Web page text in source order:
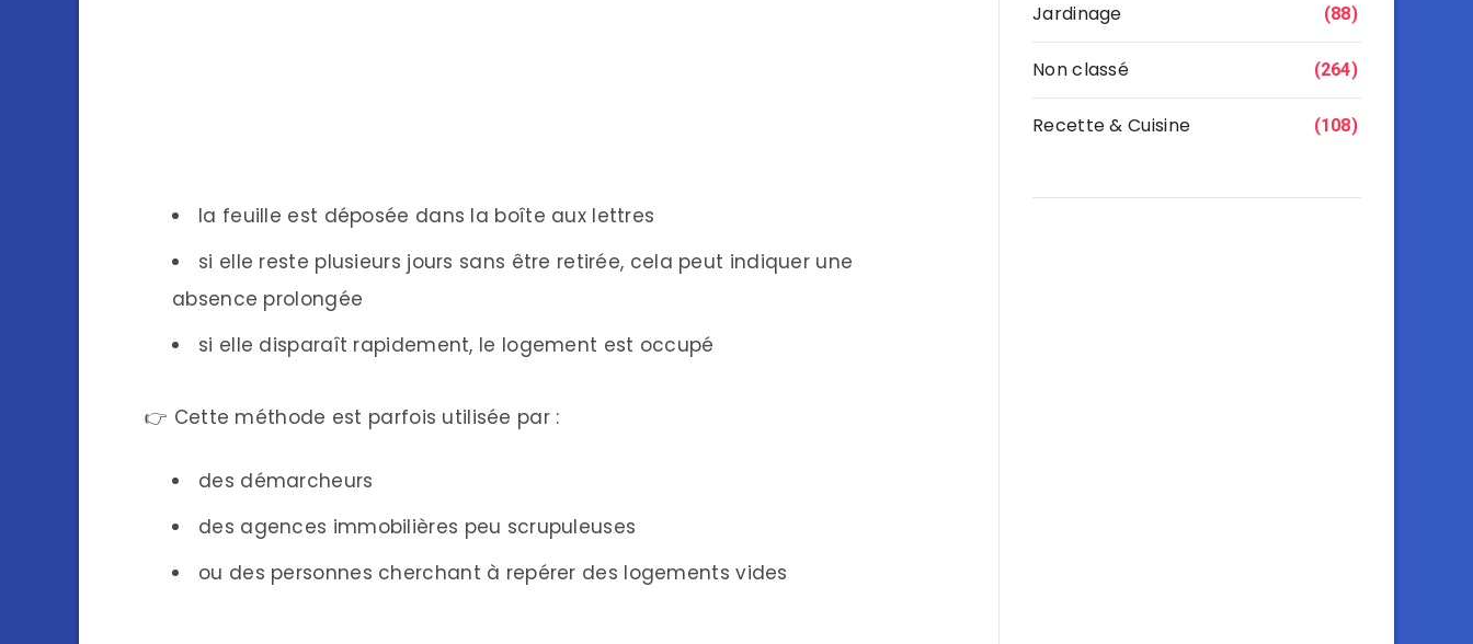
la feuille est déposée dans la boîte aux lettres
si elle reste plusieurs jours sans être retirée, cela peut indiquer une
absence prolongée
si elle disparaît rapidement, le logement est occupé
👉 Cette méthode est parfois utilisée par :
des démarcheurs
des agences immobilières peu scrupuleuses
ou des personnes cherchant à repérer des logements vides
Jardinage (88)
Non classé (264)
Recette & Cuisine (108)